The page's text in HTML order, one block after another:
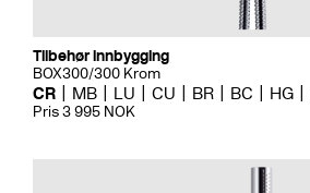
Tilbehør innbygging
BOX300/300 Krom
CR MB LU CU BR BC HG
Pris 3 995 NOK